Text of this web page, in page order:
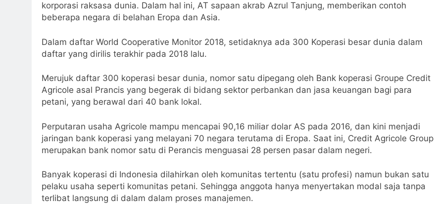
korporasi raksasa dunia. Dalam hal ini, AT sapaan akrab Azrul Tanjung, memberikan contoh
beberapa negara di belahan Eropa dan Asia.
Dalam daftar World Cooperative Monitor 2018, setidaknya ada 300 Koperasi besar dunia dalam
daftar yang dirilis terakhir pada 2018 lalu.
Merujuk daftar 300 koperasi besar dunia, nomor satu dipegang oleh Bank koperasi Groupe Credit
Agricole asal Prancis yang begerak di bidang sektor perbankan dan jasa keuangan bagi para
petani, yang berawal dari 40 bank lokal.
Perputaran usaha Agricole mampu mencapai 90,16 miliar dolar AS pada 2016, dan kini menjadi
jaringan bank koperasi yang melayani 70 negara terutama di Eropa. Saat ini, Credit Agricole Group
merupakan bank nomor satu di Perancis menguasai 28 persen pasar dalam negeri.
Banyak koperasi di Indonesia dilahirkan oleh komunitas tertentu (satu profesi) namun bukan satu
pelaku usaha seperti komunitas petani. Sehingga anggota hanya menyertakan modal saja tanpa
terlibat langsung di dalam dalam proses manajemen.